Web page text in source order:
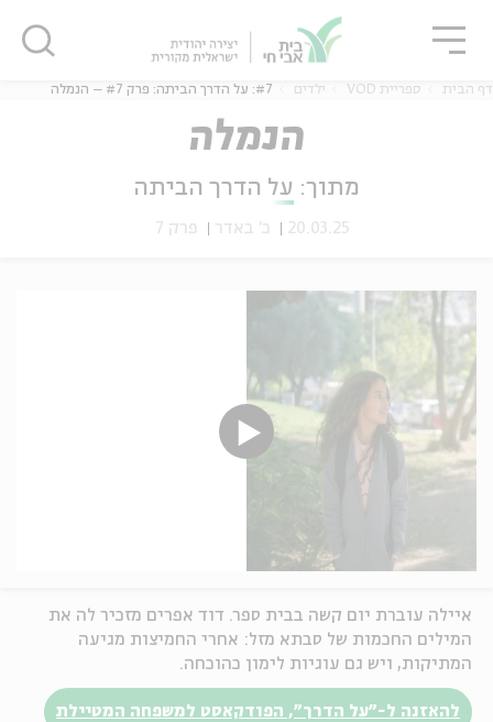
אנגלית
דף הבית ספריית VOD ילדים #7: על הדרך הביתה: פרק #7 – הנמלה
הנמלה
מתוך: על הדרך הביתה
20.03.25 כ' באדר פרק 7
איילה עוברת יום קשה בבית ספר. דוד אפרים מזכיר לה את
המילים החכמות של סבתא מזל: אחרי החמיצות מגיעה
המתיקות, ויש גם עוגיות לימון כהוכחה.
להאזנה ל-״על הדרך״, הפודקאסט למשפחה המטיילת
סגור